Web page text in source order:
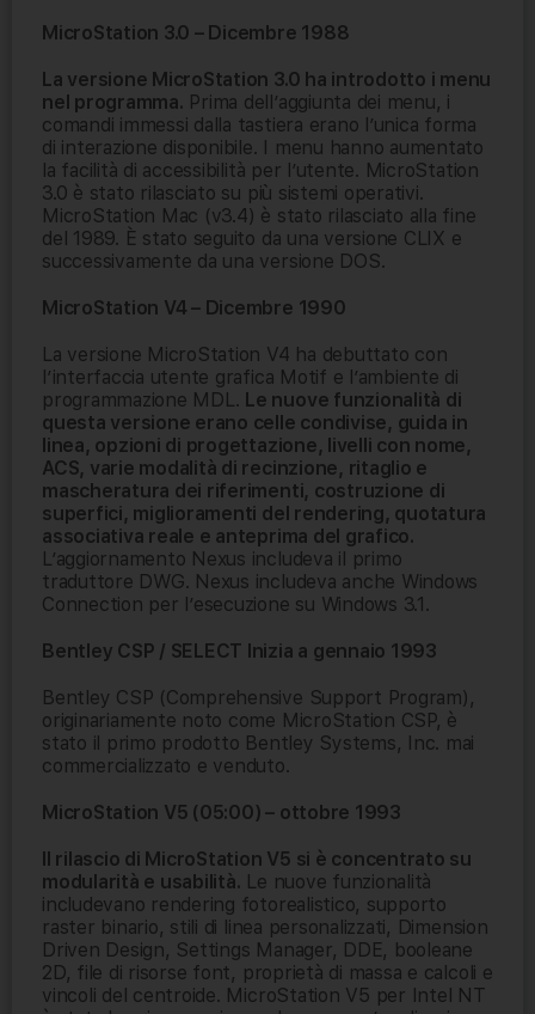
MicroStation 3.0 – Dicembre 1988
La versione MicroStation 3.0 ha introdotto i menu
nel programma. Prima dell’aggiunta dei menu, i
comandi immessi dalla tastiera erano l’unica forma
di interazione disponibile. I menu hanno aumentato
la facilità di accessibilità per l’utente. MicroStation
3.0 è stato rilasciato su più sistemi operativi.
MicroStation Mac (v3.4) è stato rilasciato alla fine
del 1989. È stato seguito da una versione CLIX e
successivamente da una versione DOS.
MicroStation V4 – Dicembre 1990
La versione MicroStation V4 ha debuttato con
l’interfaccia utente grafica Motif e l’ambiente di
programmazione MDL. Le nuove funzionalità di
questa versione erano celle condivise, guida in
linea, opzioni di progettazione, livelli con nome,
ACS, varie modalità di recinzione, ritaglio e
mascheratura dei riferimenti, costruzione di
superfici, miglioramenti del rendering, quotatura
associativa reale e anteprima del grafico.
L’aggiornamento Nexus includeva il primo
traduttore DWG. Nexus includeva anche Windows
Connection per l’esecuzione su Windows 3.1.
Bentley CSP / SELECT Inizia a gennaio 1993
Bentley CSP (Comprehensive Support Program),
originariamente noto come MicroStation CSP, è
stato il primo prodotto Bentley Systems, Inc. mai
commercializzato e venduto.
MicroStation V5 (05:00) – ottobre 1993
Il rilascio di MicroStation V5 si è concentrato su
modularità e usabilità. Le nuove funzionalità
includevano rendering fotorealistico, supporto
raster binario, stili di linea personalizzati, Dimension
Driven Design, Settings Manager, DDE, booleane
2D, file di risorse font, proprietà di massa e calcoli e
vincoli del centroide. MicroStation V5 per Intel NT